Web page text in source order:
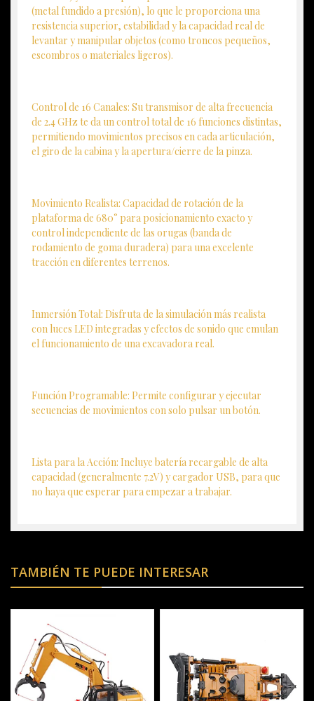
(metal fundido a presión), lo que le proporciona una
resistencia superior, estabilidad y la capacidad real de
levantar y manipular objetos (como troncos pequeños,
escombros o materiales ligeros).
Control de 16 Canales: Su transmisor de alta frecuencia
de 2.4 GHz te da un control total de 16 funciones distintas,
permitiendo movimientos precisos en cada articulación,
el giro de la cabina y la apertura/cierre de la pinza.
Movimiento Realista: Capacidad de rotación de la
plataforma de 680° para posicionamiento exacto y
control independiente de las orugas (banda de
rodamiento de goma duradera) para una excelente
tracción en diferentes terrenos.
Inmersión Total: Disfruta de la simulación más realista
con luces LED integradas y efectos de sonido que emulan
el funcionamiento de una excavadora real.
Función Programable: Permite configurar y ejecutar
secuencias de movimientos con solo pulsar un botón.
Lista para la Acción: Incluye batería recargable de alta
capacidad (generalmente 7.2V) y cargador USB, para que
no haya que esperar para empezar a trabajar.
TAMBIÉN TE PUEDE INTERESAR